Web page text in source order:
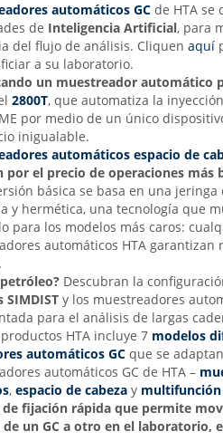
automáticos GC de HTA se
de Inteligencia Artificial, para
del flujo de análisis. Cliquen aquí
a su laboratorio.
un muestreador automático
2800T, que automatiza la
por medio de un único
inigualable.
automáticos espacio de
por el precio de operaciones más
básica se basa en una
y hermética, una tecnología que
para los modelos más caros:
automáticos HTA garantizan
Descubran la
SIMDIST y los muestreadores
para el análisis de largas
HTA incluye 7 modelos
automáticos GC que se
automáticos GC de HTA –
, espacio de cabeza y multifunción
fijación rápida que permite
un GC a otro en el laboratorio,